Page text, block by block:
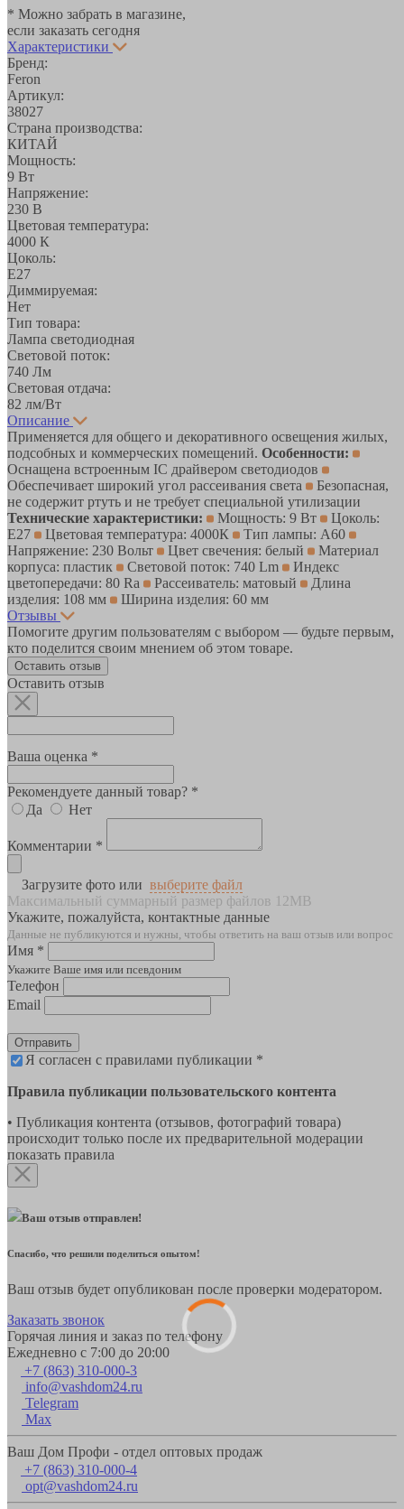
* Можно забрать в магазине,
если заказать сегодня
Характеристики
Бренд:
Feron
Артикул:
38027
Страна производства:
КИТАЙ
Мощность:
9 Вт
Напряжение:
230 В
Цветовая температура:
4000 К
Цоколь:
E27
Диммируемая:
Нет
Тип товара:
Лампа светодиодная
Световой поток:
740 Лм
Световая отдача:
82 лм/Вт
Описание
Применяется для общего и декоративного освещения жилых,
подсобных и коммерческих помещений. Особенности:
Оснащена встроенным IC драйвером светодиодов
Обеспечивает широкий угол рассеивания света
Безопасная,
не содержит ртуть и не требует специальной утилизации
Технические характеристики:
Мощность: 9 Вт
Цоколь:
E27
Цветовая температура: 4000К
Тип лампы: А60
Напряжение: 230 Вольт
Цвет свечения: белый
Материал
корпуса: пластик
Световой поток: 740 Lm
Индекс
цветопередачи: 80 Ra
Рассеиватель: матовый
Длина
изделия: 108 мм
Ширина изделия: 60 мм
Отзывы
Помогите другим пользователям с выбором — будьте первым,
кто поделится своим мнением об этом товаре.
Оставить отзыв
Оставить отзыв
Ваша оценка *
Рекомендуете данный товар? *
Да
Нет
Комментарии *
Загрузите фото или выберите файл
Максимальный суммарный размер файлов 12MB
Укажите, пожалуйста, контактные данные
Данные не публикуются и нужны, чтобы ответить на ваш отзыв или вопрос
Имя *
Укажите Ваше имя или псевдоним
Телефон
Email
Отправить
Я согласен с правилами публикации *
Правила публикации пользовательского контента
• Публикация контента (отзывов, фотографий товара)
происходит только после их предварительной модерации
показать правила
Ваш отзыв отправлен!
Спасибо, что решили поделиться опытом!
Ваш отзыв будет опубликован после проверки модератором.
Заказать звонок
Горячая линия и заказ по телефону
Ежедневно с 7:00 до 20:00
+7 (863) 310-000-3
info@vashdom24.ru
Telegram
Max
Ваш Дом Профи - отдел оптовых продаж
+7 (863) 310-000-4
opt@vashdom24.ru